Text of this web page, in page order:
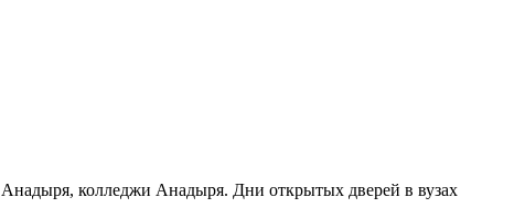
колледжи Анадыря. Дни открытых дверей в вузах